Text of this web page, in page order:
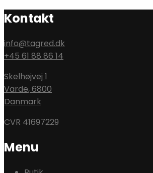
Kontakt
info@tagred.dk
+45 61 88 86 14
Skelhøjvej 1
Varde,6800
Danmark
CVR 41697229
Menu